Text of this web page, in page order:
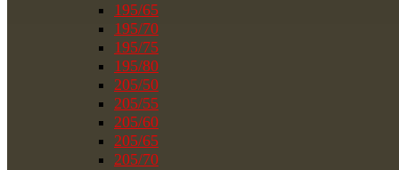
195/65
195/70
195/75
195/80
205/50
205/55
205/60
205/65
205/70